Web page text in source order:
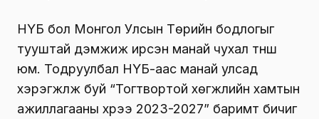
НҮБ бол Монгол Улсын Төрийн бодлогыг
тууштай дэмжиж ирсэн манай чухал түнш
юм. Тодруулбал НҮБ-аас манай улсад
хэрэгжүүлж буй “Тогтвортой хөгжлийн хамтын
ажиллагааны хүрээ 2023-2027” баримт бичиг